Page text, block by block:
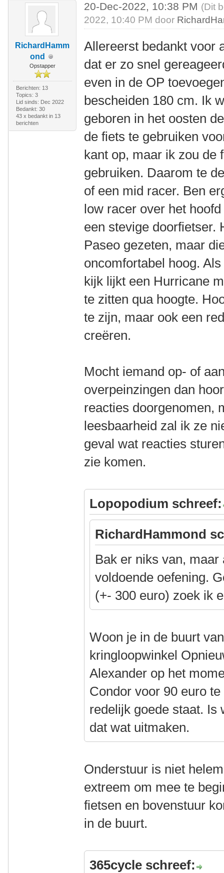
RichardHamm
ond
Opstapper
Berichten: 13
Topics: 3
Lid sinds: Dec 2022
Bedankt: 30
43 x bedankt in 13
berichten
20-Dec-2022, 10:38 PM (Dit
2022, 10:40 PM door
Allereerst bedankt voor
dat er zo snel
even in de OP
bescheiden 180 cm. Ik
geboren in het oosten
de fiets te gebruiken
kant op, maar ik zou de
gebruiken. Daarom te
of een mid racer. Ben
low racer over het
een stevige doorfietser.
Paseo gezeten, maar
oncomfortabel hoog.
kijk lijkt een Hurricane
te zitten qua hoogte.
te zijn, maar ook een
creëren.
Mocht iemand op- of
overpeinzingen dan
reacties doorgenomen,
leesbaarheid zal ik ze
geval wat reacties
zie komen.
Lopopodium schreef:
RichardHammond
Bak er niks van,
voldoende oefening.
(+- 300 euro) zoek ik
Woon je in de buurt
kringloopwinkel
Alexander op het
Condor voor 90 euro
redelijk goede staat. Is
dat wat uitmaken.
Onderstuur is niet
extreem om mee te
fietsen en bovenstuur
in de buurt.
365cycle schreef: